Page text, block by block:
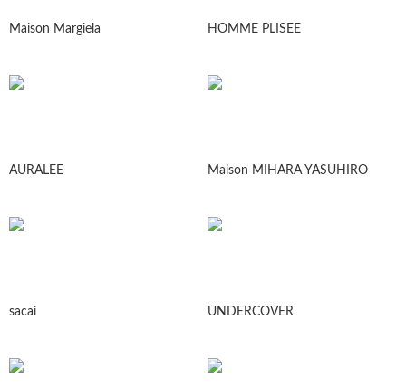
Maison Margiela HOMME PLISEE
AURALEE Maison MIHARA YASUHIRO
sacai UNDERCOVER